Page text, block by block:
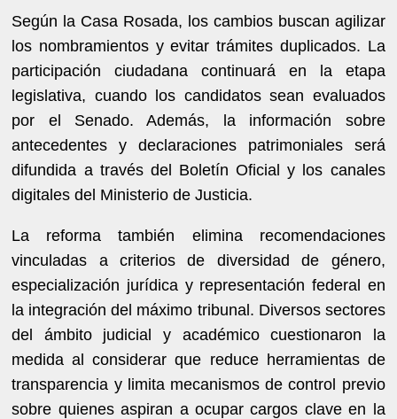
Según la Casa Rosada, los cambios buscan agilizar
los nombramientos y evitar trámites duplicados. La
participación ciudadana continuará en la etapa
legislativa, cuando los candidatos sean evaluados
por el Senado. Además, la información sobre
antecedentes y declaraciones patrimoniales será
difundida a través del Boletín Oficial y los canales
digitales del Ministerio de Justicia.
La reforma también elimina recomendaciones
vinculadas a criterios de diversidad de género,
especialización jurídica y representación federal en
la integración del máximo tribunal. Diversos sectores
del ámbito judicial y académico cuestionaron la
medida al considerar que reduce herramientas de
transparencia y limita mecanismos de control previo
sobre quienes aspiran a ocupar cargos clave en la